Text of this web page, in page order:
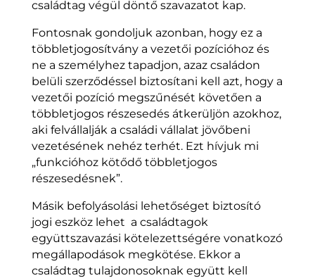
családtag végül döntő szavazatot kap.
Fontosnak gondoljuk azonban, hogy ez a
többletjogosítvány a vezetői pozícióhoz és
ne a személyhez tapadjon, azaz családon
belüli szerződéssel biztosítani kell azt, hogy a
vezetői pozíció megszűnését követően a
többletjogos részesedés átkerüljön azokhoz,
aki felvállalják a családi vállalat jövőbeni
vezetésének nehéz terhét. Ezt hívjuk mi
„funkcióhoz kötődő többletjogos
részesedésnek”.
Másik befolyásolási lehetőséget biztosító
jogi eszköz lehet a családtagok
együttszavazási kötelezettségére vonatkozó
megállapodások megkötése. Ekkor a
családtag tulajdonosoknak együtt kell